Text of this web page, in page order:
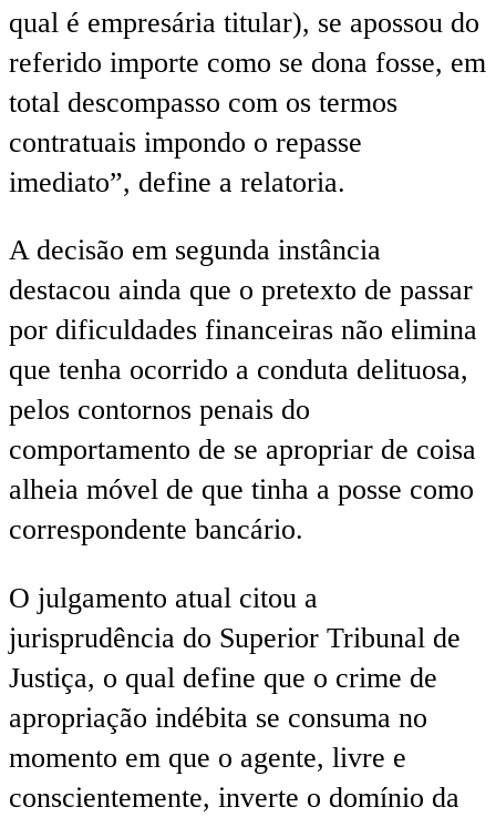
qual é empresária titular), se apossou do
referido importe como se dona fosse, em
total descompasso com os termos
contratuais impondo o repasse
imediato”, define a relatoria.
A decisão em segunda instância
destacou ainda que o pretexto de passar
por dificuldades financeiras não elimina
que tenha ocorrido a conduta delituosa,
pelos contornos penais do
comportamento de se apropriar de coisa
alheia móvel de que tinha a posse como
correspondente bancário.
O julgamento atual citou a
jurisprudência do Superior Tribunal de
Justiça, o qual define que o crime de
apropriação indébita se consuma no
momento em que o agente, livre e
conscientemente, inverte o domínio da